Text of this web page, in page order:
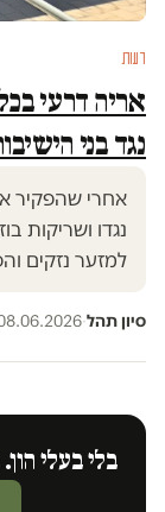
דעות
אריה דרעי
נגד בני
אחרי שהפקיר
נגדו ושריקות
למזער נזקים והפיק
סיון תהל·
בלי בעלי